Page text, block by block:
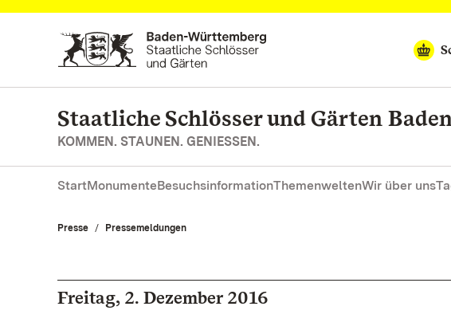
Zum Hauptinhalt springen
Staatliche Schlösser und Gärten
KOMMEN. STAUNEN. GENIESSEN.
StartMonumenteBesuchsinformationThemenweltenWir über uns
Presse Pressemeldungen
Freitag, 2. Dezember 2016